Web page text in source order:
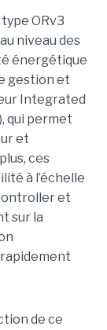
ORv3
niveau des
énergétique
gestion et
Integrated
qui permet
et
ces
à l’échelle
et
sur la
de ce